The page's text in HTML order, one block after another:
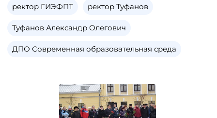
ректор ГИЭФПТ ректор Туфанов
Туфанов Александр Олегович
ДПО Современная образовательная среда